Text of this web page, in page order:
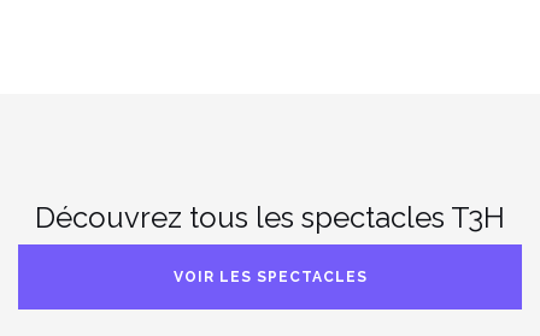
Découvrez tous les spectacles T3H
VOIR LES SPECTACLES